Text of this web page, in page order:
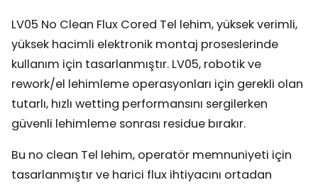
LV05 No Clean Flux Cored Tel lehim, yüksek verimli,
yüksek hacimli elektronik montaj proseslerinde
kullanım için tasarlanmıştır. LV05, robotik ve
rework/el lehimleme operasyonları için gerekli olan
tutarlı, hızlı wetting performansını sergilerken
güvenli lehimleme sonrası residue bırakır.
Bu no clean Tel lehim, operatör memnuniyeti için
tasarlanmıştır ve harici flux ihtiyacını ortadan